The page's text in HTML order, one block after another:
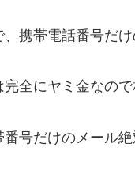
携帯電話番号だけ
全にヤミ金なので
号だけのメール絶